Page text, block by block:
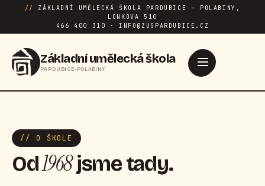
//
ZÁKLADNÍ UMĚLECKÁ ŠKOLA PARDUBICE – POLABINY,
LONKOVA 510
466 400 310 · INFO@ZUSPARDUBICE.CZ
Základní umělecká škola
PARDUBICE-POLABINY
// O ŠKOLE
Od1968jsme tady.